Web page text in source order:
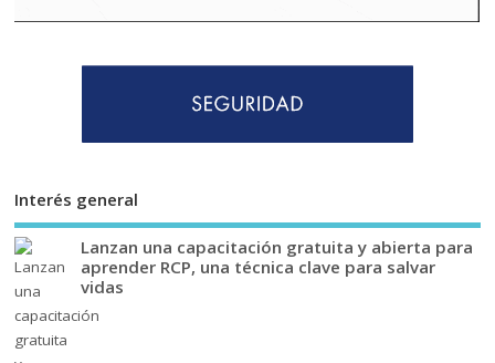
Interés general
Lanzan una capacitación gratuita y abierta para
aprender RCP, una técnica clave para salvar
vidas